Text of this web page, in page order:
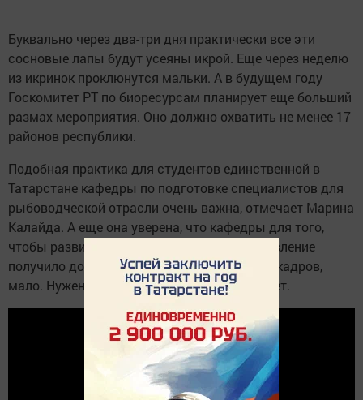
Буквально через два-три дня практически все эти
сосновые лапы будут усеяны икрой. Еще через неделю
из икринок проклюнутся мальки. А в будущем году
Госкомитет РТ по биоресурсам планирует еще больший
размах мероприятия. Оно должно охватить не менее 17
районов республики.
Подобная практика для студентов единственной в
Татарстане кафедры по подготовке специалистов для
рыбоводческой отрасли очень важна, отмечает Марина
Калайда. А еще она уверена, что кафедры для того,
чтобы развивающееся в республике направление
получило достаточно квалифицированных кадров,
мало. Нужен институт или хотя бы факультет.